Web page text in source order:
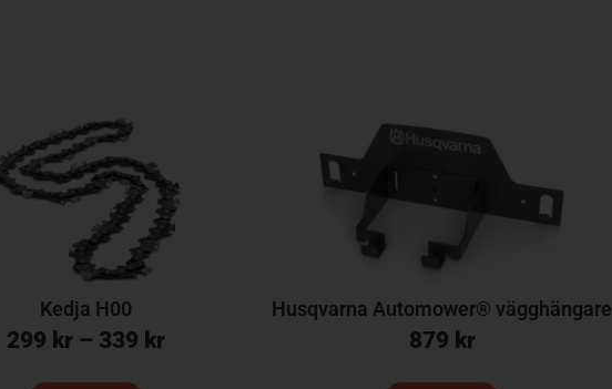
Kedja H00
299 kr – 339 kr
Husqvarna Automower® vägghängare
879 kr